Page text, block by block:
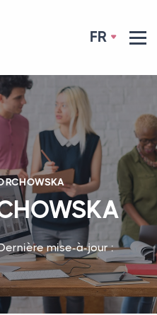
FR
mise-à-jour :